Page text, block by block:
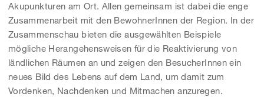
Akupunkturen am Ort. Allen gemeinsam ist dabei die enge
Zusammenarbeit mit den BewohnerInnen der Region. In der
Zusammenschau bieten die ausgewählten Beispiele
mögliche Herangehensweisen für die Reaktivierung von
ländlichen Räumen an und zeigen den BesucherInnen ein
neues Bild des Lebens auf dem Land, um damit zum
Vordenken, Nachdenken und Mitmachen anzuregen.